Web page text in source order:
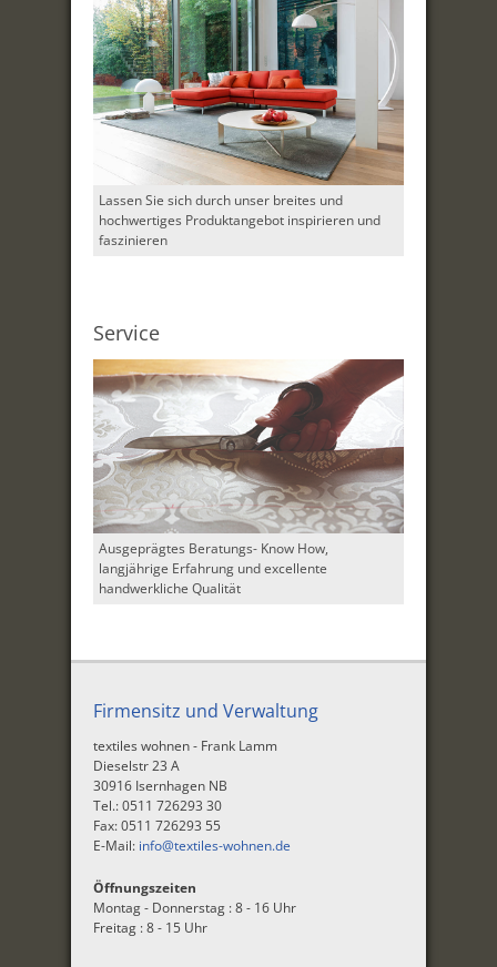
Lassen Sie sich durch unser breites und
hochwertiges Produktangebot inspirieren und
faszinieren
Service
Ausgeprägtes Beratungs- Know How,
langjährige Erfahrung und excellente
handwerkliche Qualität
Firmensitz und Verwaltung
textiles wohnen - Frank Lamm
Dieselstr 23 A
30916 Isernhagen NB
Tel.: 0511 726293 30
Fax: 0511 726293 55
E-Mail: info@textiles-wohnen.de
Öffnungszeiten
Montag - Donnerstag : 8 - 16 Uhr
Freitag : 8 - 15 Uhr